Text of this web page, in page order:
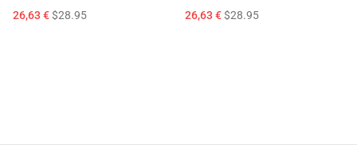
26,63 €$28.95 26,63 €$28.95